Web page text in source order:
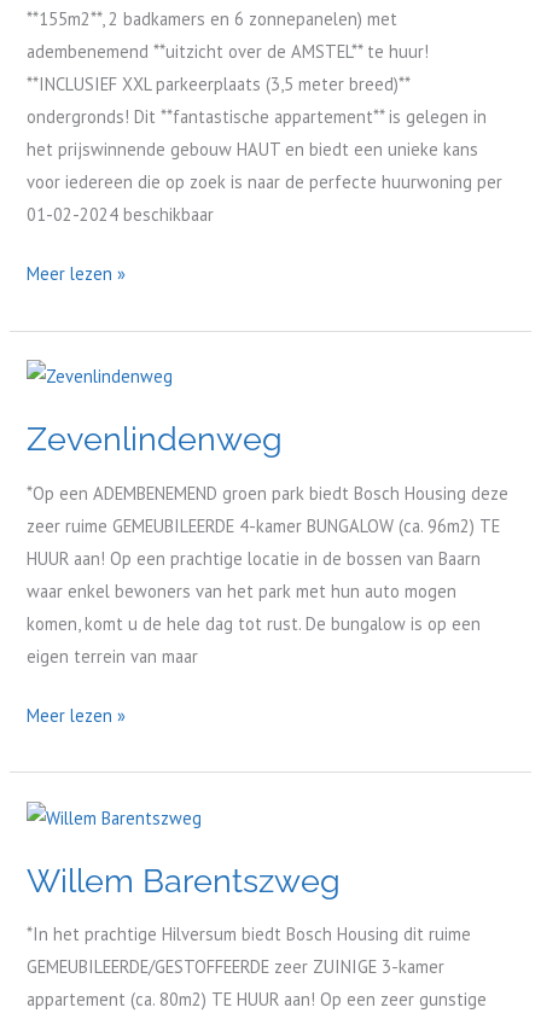
**155m2**, 2 badkamers en 6 zonnepanelen) met
adembenemend **uitzicht over de AMSTEL** te huur!
**INCLUSIEF XXL parkeerplaats (3,5 meter breed)**
ondergronds! Dit **fantastische appartement** is gelegen in
het prijswinnende gebouw HAUT en biedt een unieke kans
voor iedereen die op zoek is naar de perfecte huurwoning per
01-02-2024 beschikbaar
Meer lezen »
Zevenlindenweg
*Op een ADEMBENEMEND groen park biedt Bosch Housing deze
zeer ruime GEMEUBILEERDE 4-kamer BUNGALOW (ca. 96m2) TE
HUUR aan! Op een prachtige locatie in de bossen van Baarn
waar enkel bewoners van het park met hun auto mogen
komen, komt u de hele dag tot rust. De bungalow is op een
eigen terrein van maar
Zevenlindenweg
Meer lezen »
Willem Barentszweg
*In het prachtige Hilversum biedt Bosch Housing dit ruime
GEMEUBILEERDE/GESTOFFEERDE zeer ZUINIGE 3-kamer
appartement (ca. 80m2) TE HUUR aan! Op een zeer gunstige
Willem